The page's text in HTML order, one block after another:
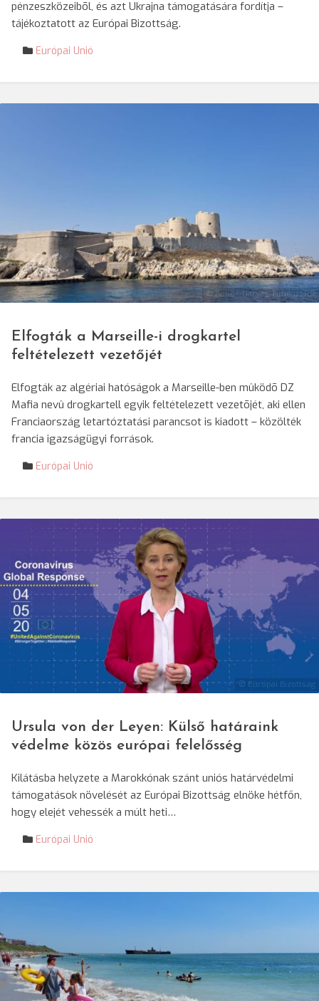
pénzeszközeibõl, és azt Ukrajna támogatására fordítja –
tájékoztatott az Európai Bizottság.
Európai Unió
© Boboc-Darvas Tímea/SRR
Elfogták a Marseille-i drogkartel
feltételezett vezetőjét
Elfogták az algériai hatóságok a Marseille-ben mûködõ DZ
Mafia nevû drogkartell egyik feltételezett vezetõjét, aki ellen
Franciaország letartóztatási parancsot is kiadott – közölték
francia igazságügyi források.
Európai Unió
© Európai Bizottság
Ursula von der Leyen: Külső határaink
védelme közös európai felelősség
Kilátásba helyzete a Marokkónak szánt uniós határvédelmi
támogatások növelését az Európai Bizottság elnöke hétfőn,
hogy elejét vehessék a múlt heti…
Európai Unió